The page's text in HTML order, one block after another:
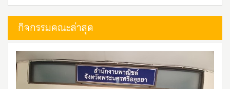
กิจกรรมคณะล่าสุด